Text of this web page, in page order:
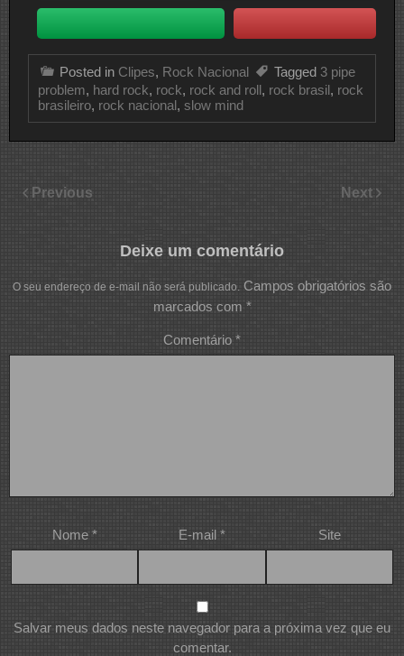
Posted in Clipes, Rock Nacional Tagged 3 pipe
problem, hard rock, rock, rock and roll, rock brasil, rock
brasileiro, rock nacional, slow mind
Previous Next
Deixe um comentário
O seu endereço de e-mail não será publicado. Campos obrigatórios são
marcados com *
Comentário *
Nome * E-mail * Site
Salvar meus dados neste navegador para a próxima vez que eu
comentar.